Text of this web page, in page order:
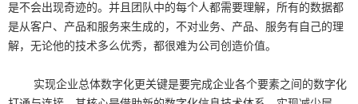
是不会出现奇迹的。并且团队中的每个人都需要理解，所有的数据都
是从客户、产品和服务来生成的，不对业务、产品、服务有自己的理
解，无论他的技术多么优秀，都很难为公司创造价值。
实现企业总体数字化更关键是要完成企业各个要素之间的数字化